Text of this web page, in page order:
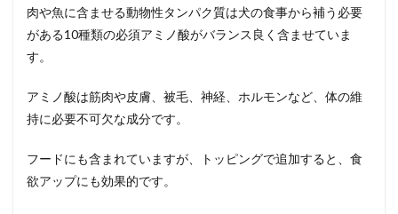
肉や魚に含ませる動物性タンパク質は犬の食事から補う必要
がある10種類の必須アミノ酸がバランス良く含ませていま
す。
アミノ酸は筋肉や皮膚、被毛、神経、ホルモンなど、体の維
持に必要不可欠な成分です。
フードにも含まれていますが、トッピングで追加すると、食
欲アップにも効果的です。